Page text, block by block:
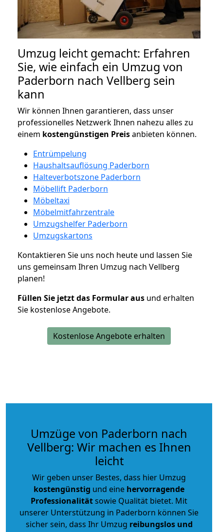
Umzug leicht gemacht: Erfahren
Sie, wie einfach ein Umzug von
Paderborn nach Vellberg sein
kann
Wir können Ihnen garantieren, dass unser
professionelles Netzwerk Ihnen nahezu alles zu
einem kostengünstigen Preisanbieten können.
Entrümpelung
Haushaltsauflösung Paderborn
Halteverbotszone Paderborn
Möbellift Paderborn
Möbeltaxi
Möbelmitfahrzentrale
Umzugshelfer Paderborn
Umzugskartons
Kontaktieren Sie uns noch heute und lassen Sie
uns gemeinsam Ihren Umzug nach Vellberg
planen!
Füllen Sie jetzt das Formular aus und erhalten
Sie kostenlose Angebote.
Kostenlose Angebote erhalten
Umzüge von Paderborn nach
Vellberg: Wir machen es Ihnen
leicht
Wir geben unser Bestes, dass hier Umzug
kostengünstig und eine hervorragende
Professionalitätsowie Qualität bietet. Mit
unserer Unterstützung in Paderborn können Sie
sicher sein, dass Ihr Umzug reibungslos und